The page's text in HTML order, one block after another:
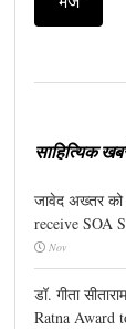
साहित्यिक
जावेद अख्तर को
receive SOA
Nov
डॉ. गीता
Ratna Award